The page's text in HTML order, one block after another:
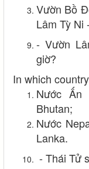
Vườn Bồ
Lâm Tỳ Ni
- Vườn
giờ?
In which
Nước
Bhutan;
Nước
Lanka.
- Thái Tử